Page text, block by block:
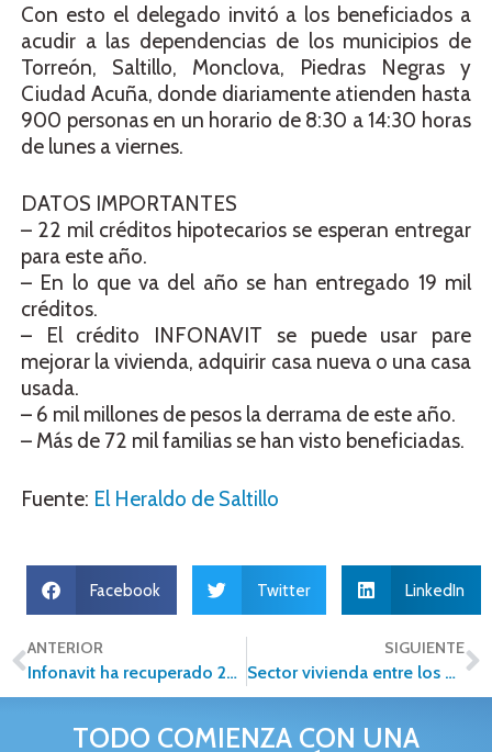
Con esto el delegado invitó a los beneficiados a
acudir a las dependencias de los municipios de
Torreón, Saltillo, Monclova, Piedras Negras y
Ciudad Acuña, donde diariamente atienden hasta
900 personas en un horario de 8:30 a 14:30 horas
de lunes a viernes.
DATOS IMPORTANTES
– 22 mil créditos hipotecarios se esperan entregar
para este año.
– En lo que va del año se han entregado 19 mil
créditos.
– El crédito INFONAVIT se puede usar pare
mejorar la vivienda, adquirir casa nueva o una casa
usada.
– 6 mil millones de pesos la derrama de este año.
– Más de 72 mil familias se han visto beneficiadas.
Fuente: El Heraldo de Saltillo
Facebook Twitter LinkedIn
ANTERIOR
Infonavit ha recuperado 285 viviendas este año en Michoacán
SIGUIENTE
Sector vivienda entre los que más generan empleo
TODO COMIENZA CON UNA